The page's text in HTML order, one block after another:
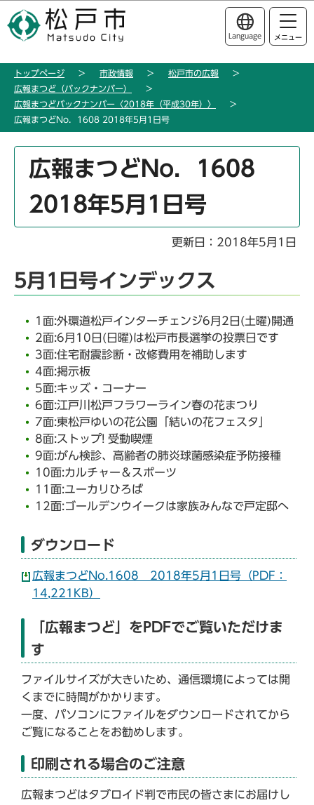
の
ー
頭
このページの本文へ移動
Language メニュー
トップページ 市政情報
松戸市の広報
広報まつど（バックナンバー）
広報まつどバックナンバー〈2018年（平成30年）〉
広報まつどNo．1608 2018年5月1日号
か
広報まつどNo．1608
2018年5月1日号
更新日：2018年5月1日
5月1日号インデックス
1面:外環道松戸インターチェンジ6月2日(土曜)開通
2面:6月10日(日曜)は松戸市長選挙の投票日です
3面:住宅耐震診断・改修費用を補助します
4面:掲示板
5面:キッズ・コーナー
6面:江戸川松戸フラワーライン春の花まつり
7面:東松戸ゆいの花公園「結いの花フェスタ」
8面:ストップ! 受動喫煙
9面:がん検診、高齢者の肺炎球菌感染症予防接種
10面:カルチャー＆スポーツ
11面:ユーカリひろば
12面:ゴールデンウイークは家族みんなで戸定邸へ
ダウンロード
広報まつどNo.1608 2018年5月1日号（PDF：
14,221KB）
「広報まつど」をPDFでご覧いただけま
す
ファイルサイズが大きいため、通信環境によっては開
くまでに時間がかかります。
一度、パソコンにファイルをダウンロードされてから
ご覧になることをお勧めします。
印刷される場合のご注意
広報まつどはタブロイド判で市民の皆さまにお届けし